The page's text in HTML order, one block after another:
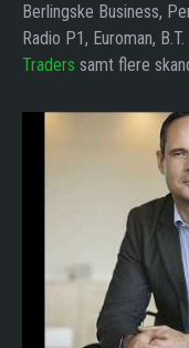
Berlingske Business,
Radio P1, Euroman,
Traders samt flere